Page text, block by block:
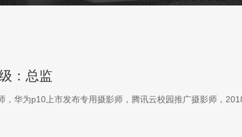
：总监
，华为p10上市发布专用摄影师，腾讯云校园推广摄影师，